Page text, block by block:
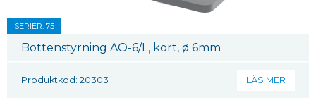
SERIER: 75
Bottenstyrning AO-6/L, kort, ø 6mm
Produktkod: 20303 LÄS MER